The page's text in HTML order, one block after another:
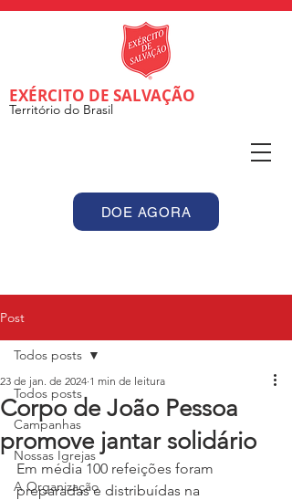
EXÉRCITO DE SALVAÇÃO
Território do Brasil
DOE AGORA
Post
Todos posts
Campanhas
Nossas Igrejas
A Organização
Todos posts
Corpo de João Pessoa
promove jantar solidário
23 de jan. de 2024 1 min de leitura
Em média 100 refeições foram
preparadas e distribuídas na